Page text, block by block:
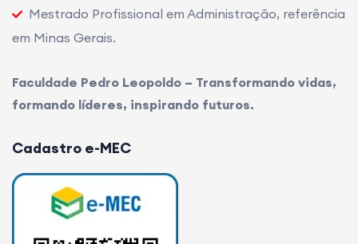
Mestrado Profissional em Administração, referência
em Minas Gerais.
Faculdade Pedro Leopoldo – Transformando vidas,
formando líderes, inspirando futuros.
Cadastro e-MEC